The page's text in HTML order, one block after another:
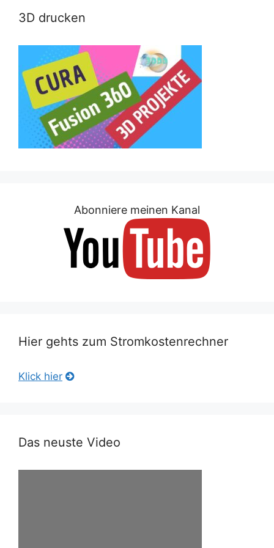
3D drucken
Abonniere meinen Kanal
Hier gehts zum Stromkostenrechner
Klick hier
Das neuste Video